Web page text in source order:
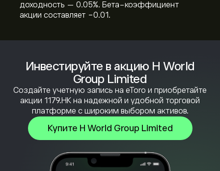
Инвестируйте в акцию H World
Group Limited
Создайте учетную запись на eToro и приобретайте
акции 1179.HK на надежной и удобной торговой
платформе с широким выбором активов.
Купите H World Group Limited
доходность — 0.05%. Бета-коэффициент
акции составляет -0.01.